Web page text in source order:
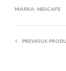
MÁRKA: NESCAFE
PREVIOUS